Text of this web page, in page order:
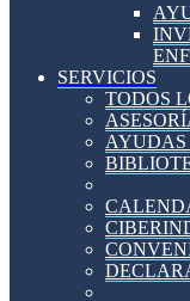
SERVICIOS
TODOS
AYUDAS